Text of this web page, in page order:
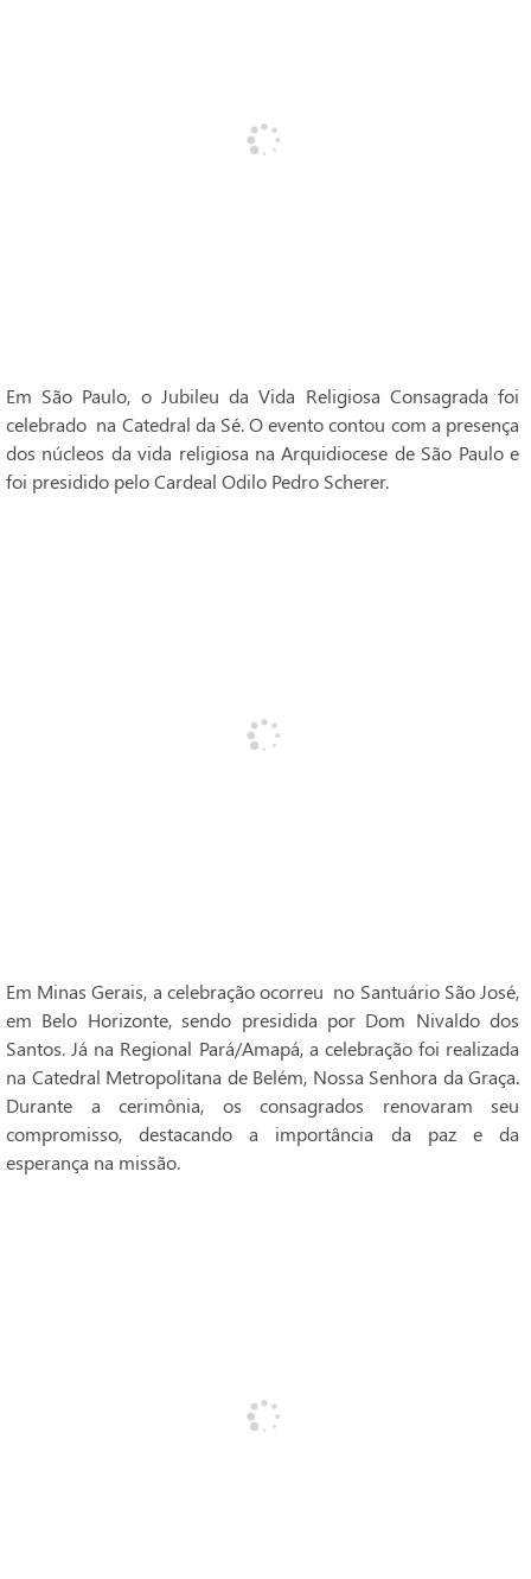
Em São Paulo, o Jubileu da Vida Religiosa Consagrada foi
celebrado na Catedral da Sé. O evento contou com a presença
dos núcleos da vida religiosa na Arquidiocese de São Paulo e
foi presidido pelo Cardeal Odilo Pedro Scherer.
Em Minas Gerais, a celebração ocorreu no Santuário São José,
em Belo Horizonte, sendo presidida por Dom Nivaldo dos
Santos. Já na Regional Pará/Amapá, a celebração foi realizada
na Catedral Metropolitana de Belém, Nossa Senhora da Graça.
Durante a cerimônia, os consagrados renovaram seu
compromisso, destacando a importância da paz e da
esperança na missão.